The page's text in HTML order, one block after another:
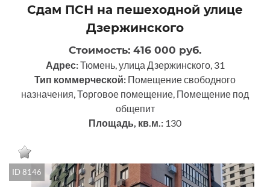
Сдам ПСН на пешеходной улице
Дзержинского
Стоимость: 416 000 руб.
Адрес:Тюмень, улица Дзержинского, 31
Тип коммерческой: Помещение свободного
назначения, Торговое помещение, Помещение под
общепит
Площадь, кв.м.: 130
ID 8146